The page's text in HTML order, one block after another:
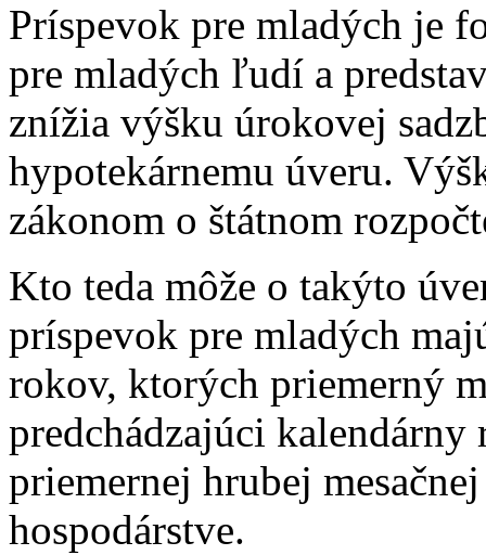
Príspevok pre mladých je
pre mladých ľudí a
znížia výšku úrokovej
hypotekárnemu úveru.
zákonom o štátnom
Kto teda môže o takýto
príspevok pre mladých
rokov, ktorých priemerný
predchádzajúci
priemernej hrubej
hospodárstve.